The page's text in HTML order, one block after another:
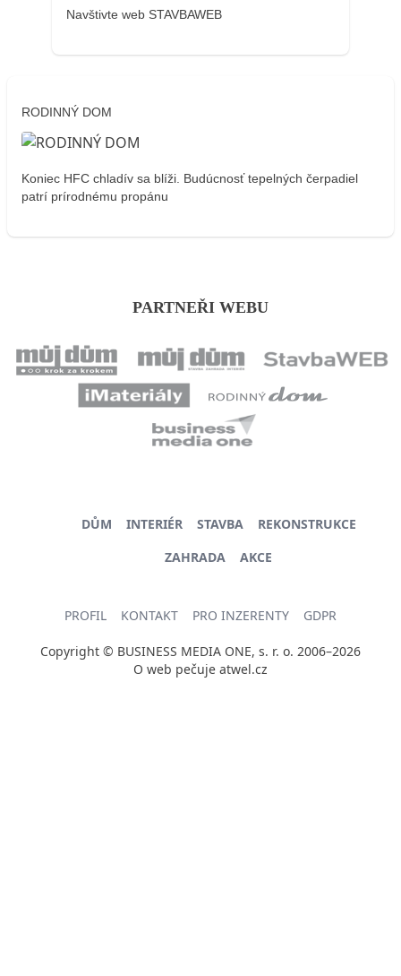
Navštivte web STAVBAWEB
RODINNÝ DOM
Koniec HFC chladív sa blíži. Budúcnosť tepelných čerpadiel
patrí prírodnému propánu
PARTNEŘI WEBU
DŮM INTERIÉR STAVBA
REKONSTRUKCE
ZAHRADA
AKCE
PROFIL KONTAKT PRO INZERENTY GDPR
Copyright © BUSINESS MEDIA ONE, s. r. o. 2006–2026